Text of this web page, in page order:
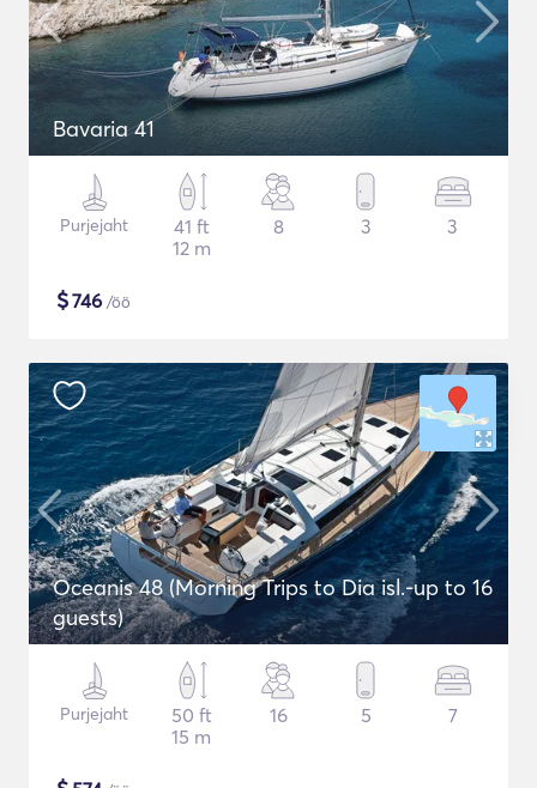
Bavaria 41
Purjejaht
41 ft
12 m
8 3 3
$746 /öö
Oceanis 48 (Morning Trips to Dia isl.-up to 16
guests)
Purjejaht
50 ft
15 m
16 5 7